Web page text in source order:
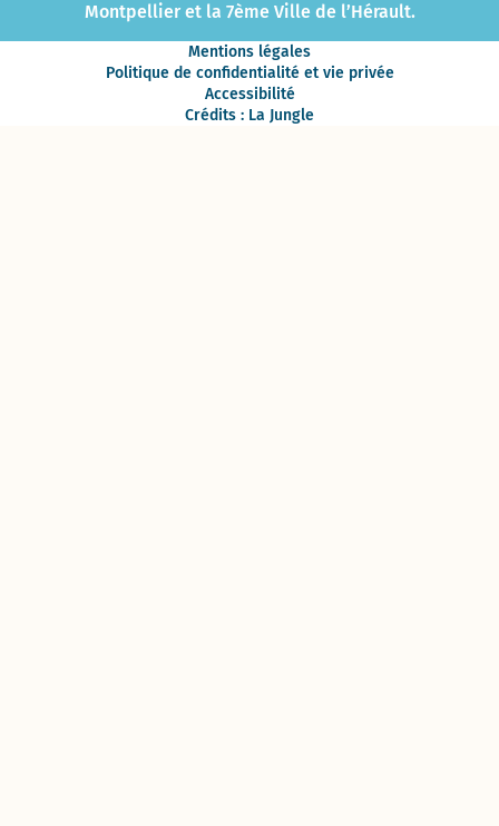
Montpellier et la 7ème Ville de l’Hérault.
Mentions légales
Politique de confidentialité et vie privée
Accessibilité
Crédits : La Jungle